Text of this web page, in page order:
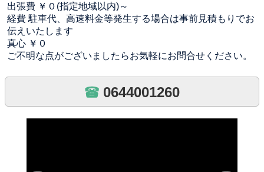
出張費 ￥０(指定地域以内)～
経費 駐車代、高速料金等発生する場合は事前見積もりでお
伝えいたします
真心 ￥０
ご不明な点がございましたらお気軽にお問合せください。
0644001260